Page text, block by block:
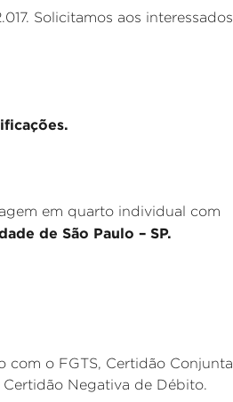
Solicitamos aos interessados
individual com
de São Paulo – SP.
com o FGTS, Certidão Conjunta
Negativa de Débito.